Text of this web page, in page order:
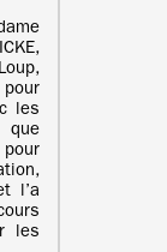
pour
les
l’a
les